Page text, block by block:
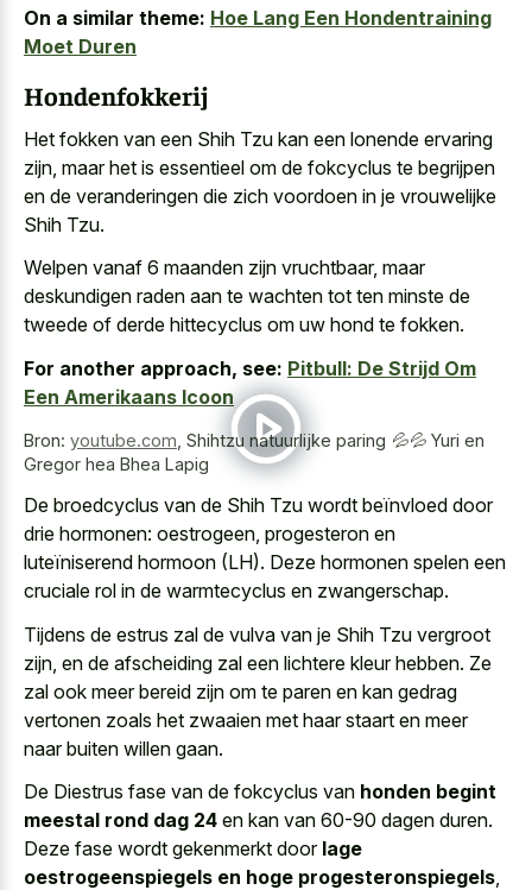
On a similar theme: Hoe Lang Een Hondentraining
Moet Duren
Hondenfokkerij
Het fokken van een Shih Tzu kan een lonende ervaring
zijn, maar het is essentieel om de fokcyclus te begrijpen
en de veranderingen die zich voordoen in je vrouwelijke
Shih Tzu.
Welpen vanaf 6 maanden zijn vruchtbaar, maar
deskundigen raden aan te wachten tot ten minste de
tweede of derde hittecyclus om uw hond te fokken.
For another approach, see: Pitbull: De Strijd Om
Een Amerikaans Icoon
Bron: youtube.com Shihtzu natuurlijke paring 💦💦 Yuri en
Gregor hea Bhea Lapig
De broedcyclus van de Shih Tzu wordt beïnvloed door
drie hormonen: oestrogeen, progesteron en
luteïniserend hormoon (LH). Deze hormonen spelen een
cruciale rol in de warmtecyclus en zwangerschap.
Tijdens de estrus zal de vulva van je Shih Tzu vergroot
zijn, en de afscheiding zal een lichtere kleur hebben. Ze
zal ook meer bereid zijn om te paren en kan gedrag
vertonen zoals het zwaaien met haar staart en meer
naar buiten willen gaan.
De Diestrus fase van de fokcyclus van honden begint
meestal rond dag 24 en kan van 60-90 dagen duren.
Deze fase wordt gekenmerkt door lage
oestrogeenspiegels en hoge progesteronspiegels,